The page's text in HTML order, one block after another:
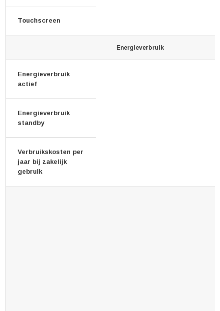
Touchscreen
Energieverbruik
Energieverbruik
actief
Energieverbruik
standby
Verbruikskosten per
jaar bij zakelijk
gebruik